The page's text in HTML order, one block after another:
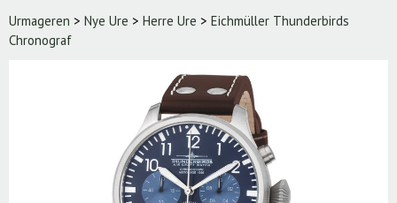
Urmageren > Nye Ure > Herre Ure > Eichmüller Thunderbirds
Chronograf